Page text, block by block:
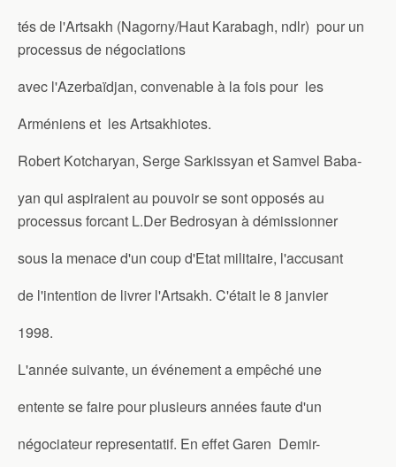
tés de l'Artsakh (Nagorny/Haut Karabagh, ndlr) pour un
processus de négociations
avec l'Azerbaïdjan, convenable à la fois pour les
Arméniens et les Artsakhiotes.
Robert Kotcharyan, Serge Sarkissyan et Samvel Baba-
yan qui aspiraient au pouvoir se sont opposés au
processus forcant L.Der Bedrosyan à démissionner
sous la menace d'un coup d'Etat militaire, l'accusant
de l'intention de livrer l'Artsakh. C'était le 8 janvier
1998.
L'année suivante, un événement a empêché une
entente se faire pour plusieurs années faute d'un
négociateur representatif. En effet Garen Demir-